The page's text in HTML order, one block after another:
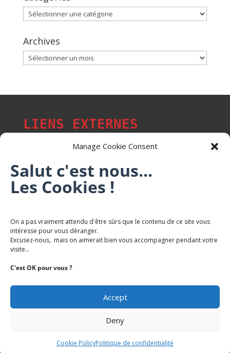
Manage Cookie Consent
Salut c'est nous...
Les Cookies !
On a pas vraiment attendu d'être sûrs que le contenu de ce site vous
intéresse pour vous déranger.
Excusez-nous, mais on aimerait bien vous accompagner pendant votre
visite...
C'est OK pour vous ?
Accept
Deny
Cookie PolicyPolitique de confidentialité
Catégories
Archives
Archives
LIENS EXTERNES
Les p'tits citoyens de Mont-Saint-Martin
Trail Saintmartinois Daniel FEITE
Karaté Mont Saint Martin
Confidentialite